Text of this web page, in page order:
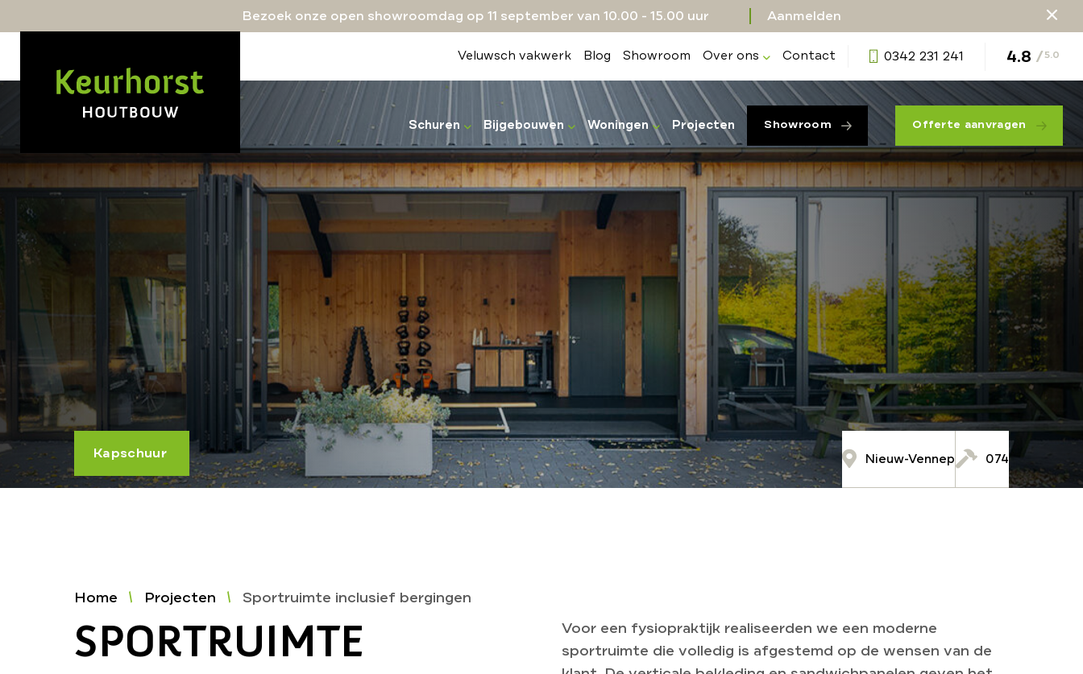
Bezoek onze open showroomdag op 11 september van 10.00 - 15.00 uur Aanmelden
Veluwsch vakwerk Blog Showroom Over ons Contact 0342 231 241 4.8 /5.0
Schuren Bijgebouwen Woningen Projecten Showroom Offerte aanvragen
Kapschuur Nieuw-Vennep 074
Home Projecten Sportruimte inclusief bergingen
SPORTRUIMTE
Voor een fysiopraktijk realiseerden we een moderne
sportruimte die volledig is afgestemd op de wensen van de